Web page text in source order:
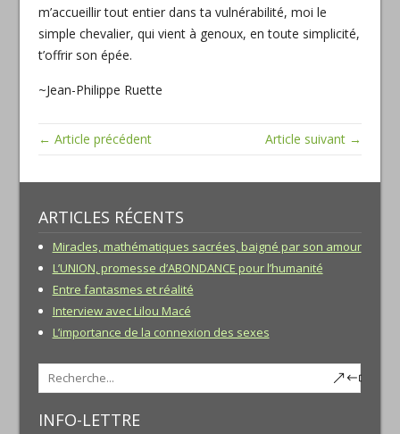
m’accueillir tout entier dans ta vulnérabilité, moi le
simple chevalier, qui vient à genoux, en toute simplicité,
t’offrir son épée.
~Jean-Philippe Ruette
← Article précédent Article suivant →
ARTICLES RÉCENTS
Miracles, mathématiques sacrées, baigné par son amour
L’UNION, promesse d’ABONDANCE pour l’humanité
Entre fantasmes et réalité
Interview avec Lilou Macé
L’importance de la connexion des sexes
INFO-LETTRE